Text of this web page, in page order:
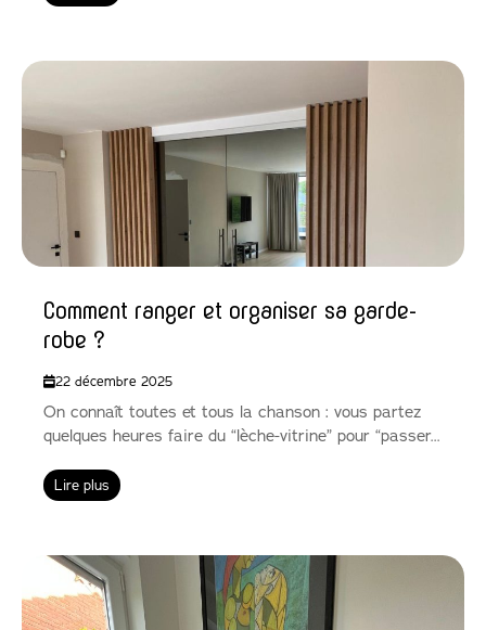
Comment ranger et organiser sa garde-
robe ?
22 décembre 2025
On connaît toutes et tous la chanson : vous partez
quelques heures faire du “lèche-vitrine” pour “passer...
Lire plus